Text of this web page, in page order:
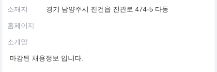
소재지 경기 남양주시 진건읍 진관로 474-5 다동
홈페이지
소개말
마감된 채용정보 입니다.